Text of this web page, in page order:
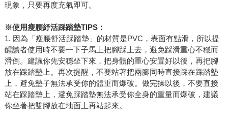
現象，只要再度充氣即可。
※使用瘦腰紓活踩踏墊TIPS：
1. 因為「瘦腰舒活踩踏墊」的材質是PVC，表面有點滑，所以提
醒讀者使用時不要一下子馬上把腳踩上去，避免踩滑重心不穩而
滑倒。建議你先安穩坐下來，把身體的重心安置好以後，再把腳
放在踩踏墊上。再次提醒，不要站著把兩腳同時直接踩在踩踏墊
上，避免墊子無法承受你的體重而爆破。做完操以後，不要直接
站在踩踏墊上，避免踩踏墊無法承受你全身的重量而爆破，建議
你坐著把雙腳放在地面上再站起來。